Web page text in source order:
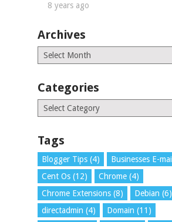
8 years ago
Archives
Archives
Categories
Categories
Tags
Blogger Tips (4) Businesses E-mail
Cent Os (12) Chrome (4)
Chrome Extensions (8) Debian (6)
directadmin (4) Domain (11)